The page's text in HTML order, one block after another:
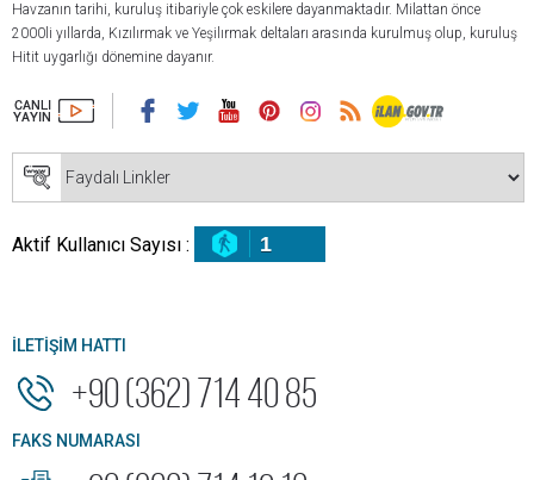
Havzanın tarihi, kuruluş itibariyle çok eskilere dayanmaktadır. Milattan önce
2000li yıllarda, Kızılırmak ve Yeşilırmak deltaları arasında kurulmuş olup, kuruluş
Hitit uygarlığı dönemine dayanır.
Aktif Kullanıcı Sayısı : 1
İLETİŞİM HATTI
+90 (362) 714 40 85
FAKS NUMARASI